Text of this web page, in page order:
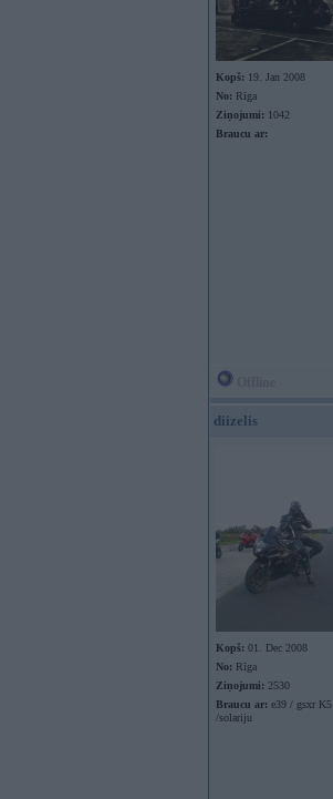
Kopš: 19. Jan 2008
No: Rīga
Ziņojumi: 1042
Braucu ar:
diizelis
Kopš: 01. Dec 2008
No: Rīga
Ziņojumi: 2530
Braucu ar: e39 / gsxr K5
/solariju